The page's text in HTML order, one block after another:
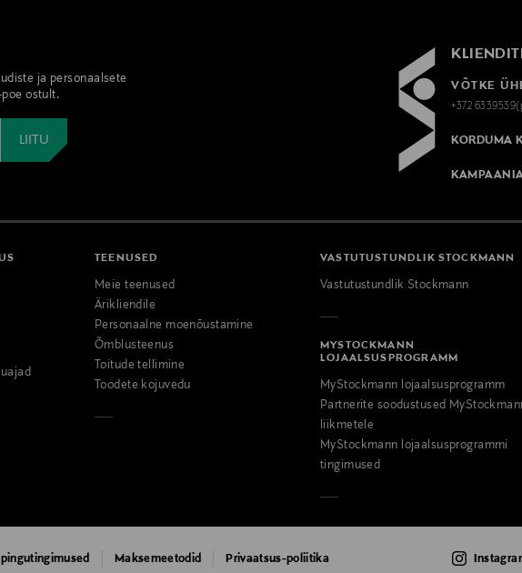
ja personaalsete
poe ostult.
VÕTKE
+372
KORDUMA
TEENUSED
Meie teenused
Ärikliendile
Personaalne moenõustamine
Õmblusteenus
Toitude tellimine
Toodete kojuvedu
VASTUTUSTUNDLIK STOCKMANN
Vastutustundlik Stockmann
MYSTOCKMANN
LOJAALSUSPROGRAMM
MyStockmann lojaalsusprogramm
Partnerite soodustused
liikmetele
MyStockmann lojaalsusprogrammi
tingimused
Maksemeetodid Privaatsus-poliitika